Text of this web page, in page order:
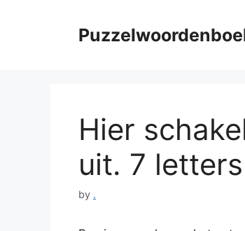
Hier
uit. 7 letters
by .